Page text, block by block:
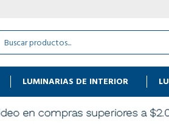
LUMINARIAS DE INTERIOR